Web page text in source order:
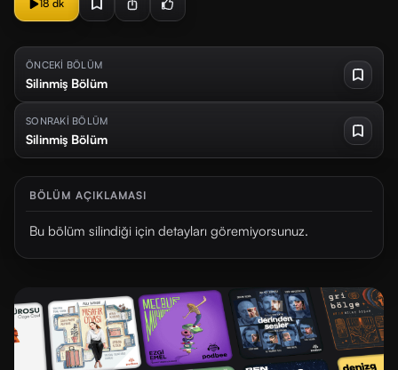
18 dk
ÖNCEKİ BÖLÜM
Silinmiş Bölüm
SONRAKİ BÖLÜM
Silinmiş Bölüm
BÖLÜM AÇIKLAMASI
Bu bölüm silindiği için detayları göremiyorsunuz.